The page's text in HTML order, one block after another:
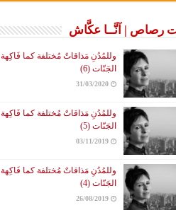
رصاص | آنَّــا عكَّاش
وللمُدُنِ مَذاقاتٌ مُختلفة كما فَاكِهة
الجَنّات (6)
31/03/2020
وللمُدُنِ مَذاقاتٌ مُختلفة كما فَاكِهة
الجَنّات (5)
03/11/2019
وللمُدُنِ مَذاقاتٌ مُختلفة كما فَاكِهة
الجَنّات (4)
26/08/2019